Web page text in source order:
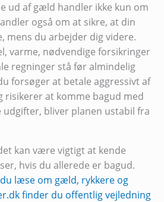
ud af gæld handler ikke kun om
også om at sikre, at din
mens du arbejder dig videre.
varme, nødvendige forsikringer
regninger stå før almindelig
forsøger at betale aggressivt af
risikerer at komme bagud med
udgifter, bliver planen ustabil fra
kan være vigtigt at kende
hvis du allerede er bagud.
læse om gæld, rykkere og
finder du offentlig vejledning